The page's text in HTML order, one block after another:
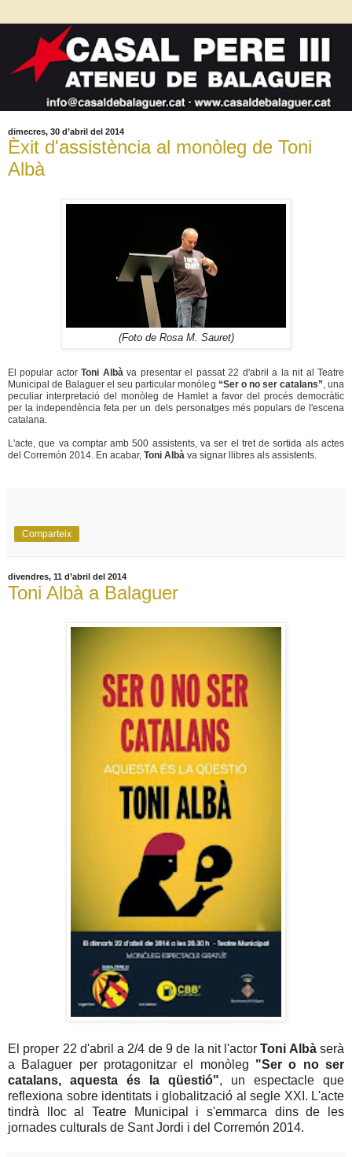
dimecres, 30 d’abril del 2014
Èxit d'assistència al monòleg de Toni
Albà
(Foto de Rosa M. Sauret)
El popular actorToni Albàva presentar el passat 22 d'abril a la nit al Teatre
Municipal de Balaguer el seu particular monòleg “Ser o no ser catalans” , una
peculiar interpretació del monòleg de Hamlet a favor del procés democràtic
per la independència feta per un dels personatges més populars de l'escena
catalana.
L'acte, que va comptar amb 500 assistents, va ser el tret de sortida als actes
del Corremón 2014. En acabar, Toni Albà va signar llibres als assistents.
Comparteix
divendres, 11 d’abril del 2014
Toni Albà a Balaguer
El proper 22 d'abril a 2/4 de 9 de la nit l'actorToni Albàserà
a Balaguer per protagonitzar el monòleg "Ser o no ser
catalans, aquesta és la qüestió", un espectacle que
reflexiona sobre identitats i globalització al segle XXI. L'acte
tindrà lloc al Teatre Municipal i s'emmarca dins de les
jornades culturals de Sant Jordi i del Corremón 2014.